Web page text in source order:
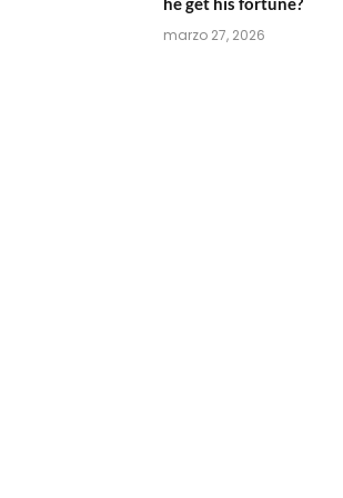
marzo 27, 2026